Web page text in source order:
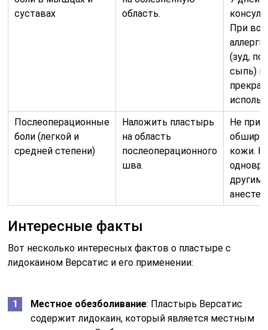
суставах
область.
При
(зуд,
сыпь)
Послеоперационные
боли (легкой и
средней степени)
Наложить пластырь
на область
послеоперационного
шва.
Не
кожи.
Интересные факты
Вот несколько интересных фактов о пластыре с
лидокаином Версатис и его применении:
Местное обезболивание: Пластырь Версатис
содержит лидокаин, который является местным